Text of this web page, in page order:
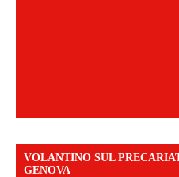
VOLANTINO SUL
GENOVA